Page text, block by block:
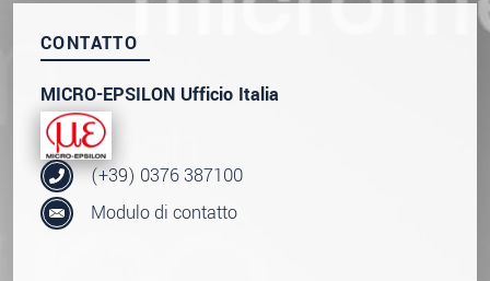
CONTATTO
MICRO-EPSILON Ufficio Italia
(+39) 0376 387100
Modulo di contatto